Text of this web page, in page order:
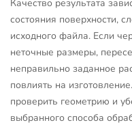
Качество результата
состояния поверхности,
исходного файла. Если
неточные размеры,
неправильно заданное
повлиять на
проверить геометрию и
выбранного способа